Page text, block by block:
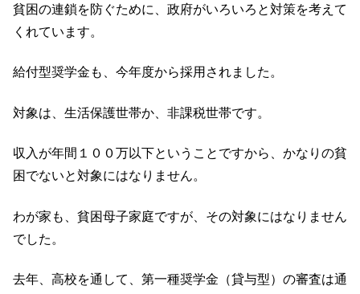
貧困の連鎖を防ぐために、政府がいろいろと対策を考えて
くれています。
給付型奨学金も、今年度から採用されました。
対象は、生活保護世帯か、非課税世帯です。
収入が年間１００万以下ということですから、かなりの貧
困でないと対象にはなりません。
わが家も、貧困母子家庭ですが、その対象にはなりません
でした。
去年、高校を通して、第一種奨学金（貸与型）の審査は通